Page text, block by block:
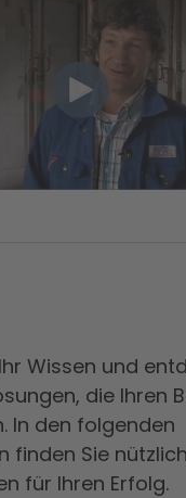
Wissen und
die Ihren
In den folgenden
finden Sie
für Ihren Erfolg.